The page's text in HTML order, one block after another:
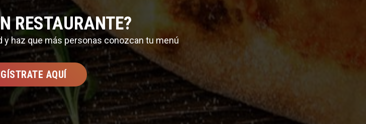
RESTAURANTE?
y haz que más personas conozcan tu menú
AQUÍ